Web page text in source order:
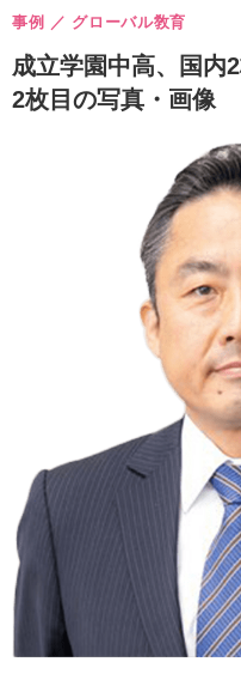
成立学園中高、国内
2枚目の写真・画像
事例 グローバル敎育